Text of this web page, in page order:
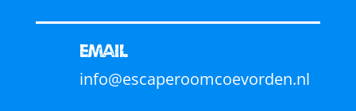
Email
info@escaperoomcoevorden.nl